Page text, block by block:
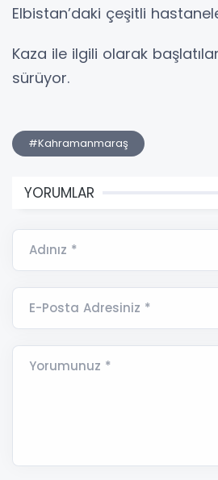
Elbistan’daki çeşitli
Kaza ile ilgili olarak
sürüyor.
#Kahramanmaraş
YORUMLAR
Adınız *
E-Posta Adresiniz *
Yorumunuz *